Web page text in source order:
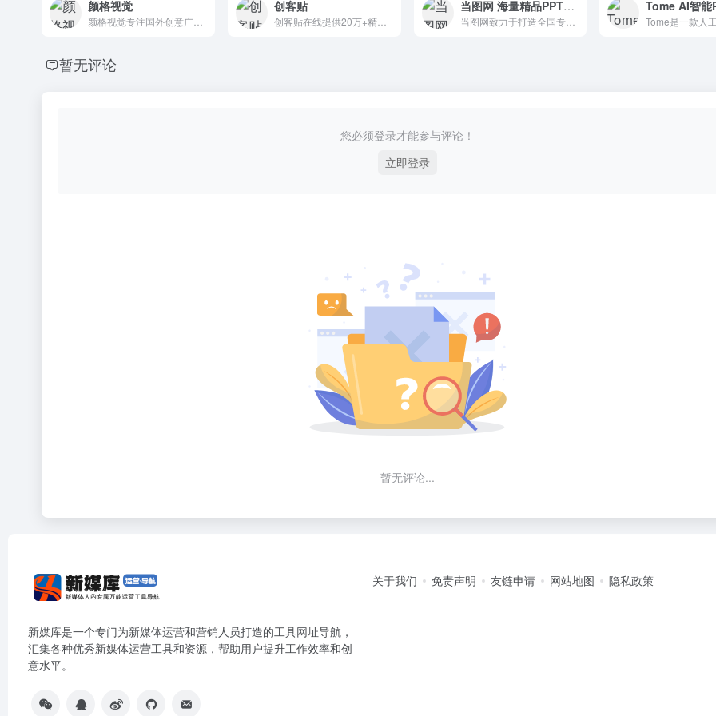
颜格视觉 创客贴
创客贴在线提供20万+精品设计模板、8000万+版权素材，涵盖营销海报、新媒体配图、印刷物料、PPT及简历等办公文档、电商设计、定制设计等两百余种设计场景。
当图网 海量精品PPT模板免费下载
当图网致力于打造全国专业免费PPT模板下载网站
暂无评论
您必须登录才能参与评论！
立即登录
暂无评论...
新媒库是一个专门为新媒体运营和营销人员打造的工具网址导航，
汇集各种优秀新媒体运营工具和资源，帮助用户提升工作效率和创
意水平。
关于我们 免责声明 友链申请 网站地图 隐私政策